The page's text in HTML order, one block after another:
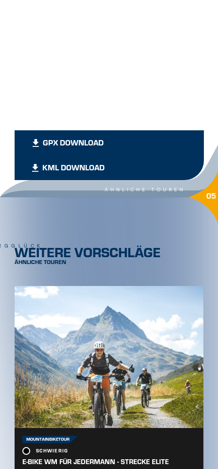
GPX DOWNLOAD
KML DOWNLOAD
ÄHNLICHE TOUREN 05
WEITERE VORSCHLÄGE
ÄHNLICHE TOUREN
MOUNTAINBIKETOUR
SCHWIERIG
E-BIKE WM FÜR JEDERMANN - STRECKE ELITE